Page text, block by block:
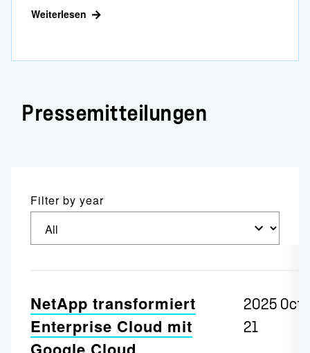
Weiterlesen
Pressemitteilungen
Filter by year
Pressemitteilungen
NetApp transformiert
Enterprise Cloud mit
2025 Oct
21